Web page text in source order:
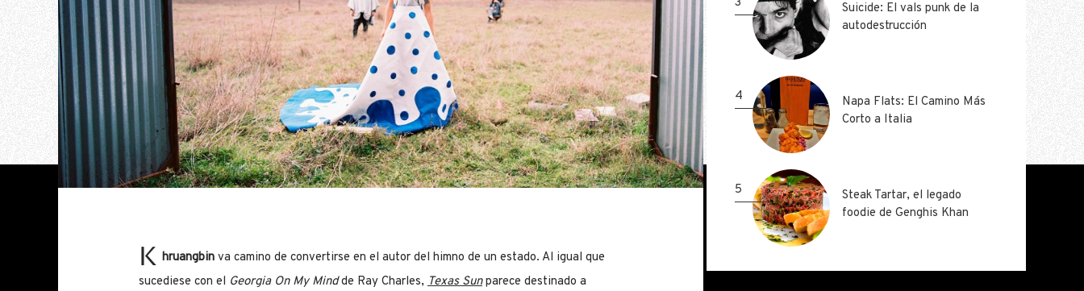
K hruangbin va camino de convertirse en el autor del himno de un estado. Al igual que
sucediese con el Georgia On My Mindde Ray Charles, Texas Sunparece destinado a
Suicide: El vals punk de la
autodestrucción
Suicide: El vals punk de la
autodestrucción
4
Napa Flats: El Camino Más
Corto a Italia
Napa Flats: El Camino Más
Corto a Italia
5
Steak Tartar, el legado
foodie de Genghis Khan
Steak Tartar, el legado
foodie de Genghis Khan